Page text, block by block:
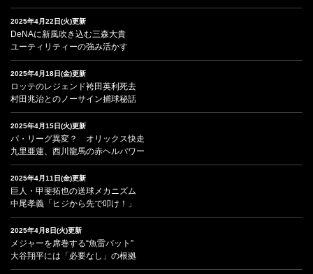
2025年4月22日(火)更新
DeNAに新風吹き込む三森大貴
ユーティリティーの強み活かす
2025年4月18日(金)更新
ロッテのレジェンド袴田英利死去
村田兆治とのノーサイン捕球秘話
2025年4月15日(火)更新
パ・リーグ異変？ オリックス快走
九里亜蓮、西川龍馬の赤ヘルパワー
2025年4月11日(金)更新
巨人・甲斐拓也の送球メカニズム
中尾孝義「ヒジから先で叩け！」
2025年4月8日(火)更新
メジャーを席巻する“魚雷バット”
大谷翔平には「必要なし」の根拠